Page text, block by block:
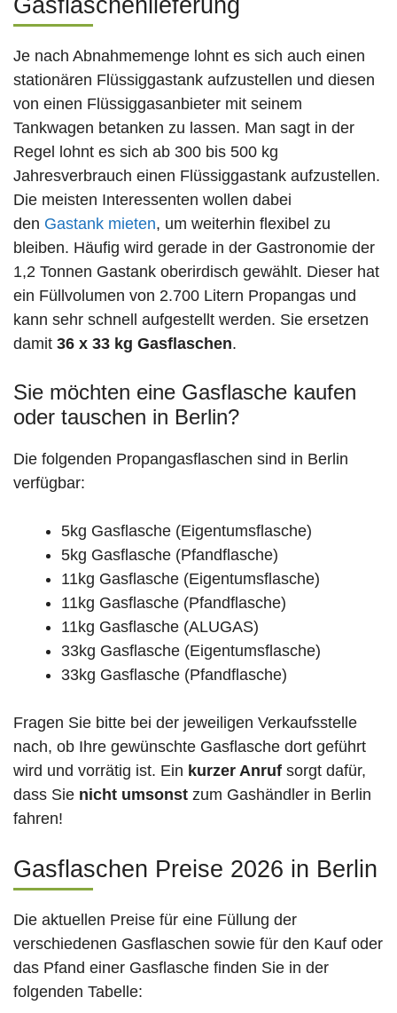
Gasflaschenlieferung
Je nach Abnahmemenge lohnt es sich auch einen
stationären Flüssiggastank aufzustellen und diesen
von einen Flüssiggasanbieter mit seinem
Tankwagen betanken zu lassen. Man sagt in der
Regel lohnt es sich ab 300 bis 500 kg
Jahresverbrauch einen Flüssiggastank aufzustellen.
Die meisten Interessenten wollen dabei
den Gastank mieten, um weiterhin flexibel zu
bleiben. Häufig wird gerade in der Gastronomie der
1,2 Tonnen Gastank oberirdisch gewählt. Dieser hat
ein Füllvolumen von 2.700 Litern Propangas und
kann sehr schnell aufgestellt werden. Sie ersetzen
damit 36 x 33 kg Gasflaschen.
Sie möchten eine Gasflasche kaufen
oder tauschen in Berlin?
Die folgenden Propangasflaschen sind in Berlin
verfügbar:
5kg Gasflasche (Eigentumsflasche)
5kg Gasflasche (Pfandflasche)
11kg Gasflasche (Eigentumsflasche)
11kg Gasflasche (Pfandflasche)
11kg Gasflasche (ALUGAS)
33kg Gasflasche (Eigentumsflasche)
33kg Gasflasche (Pfandflasche)
Fragen Sie bitte bei der jeweiligen Verkaufsstelle
nach, ob Ihre gewünschte Gasflasche dort geführt
wird und vorrätig ist. Ein kurzer Anruf sorgt dafür,
dass Sie nicht umsonst zum Gashändler in Berlin
fahren!
Gasflaschen Preise 2026 in Berlin
Die aktuellen Preise für eine Füllung der
verschiedenen Gasflaschen sowie für den Kauf oder
das Pfand einer Gasflasche finden Sie in der
folgenden Tabelle: